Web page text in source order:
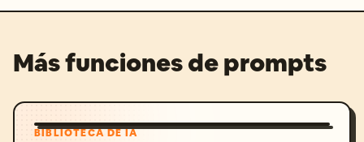
Más funciones de prompts
BIBLIOTECA DE IA